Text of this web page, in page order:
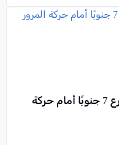
حريق في حافلة يتسبب بإغلاق شارع 7 جنوبًا أمام حركة